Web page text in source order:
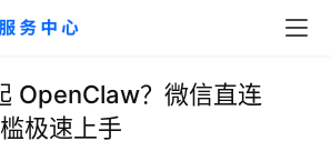
OpenClaw？微信直连
极速上手